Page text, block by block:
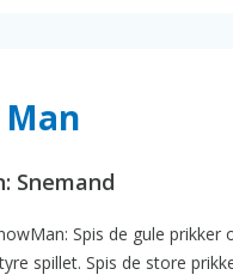
Snemand
Spis de gule
spillet. Spis de store